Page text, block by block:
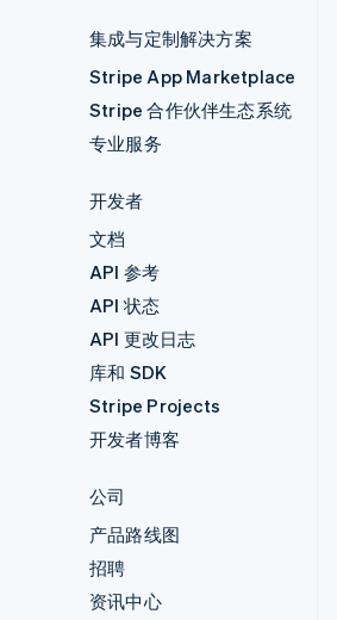
集成与定制解决方案
Stripe App Marketplace
Stripe 合作伙伴生态系统
专业服务
开发者
文档
API 参考
API 状态
API 更改日志
库和 SDK
Stripe Projects
开发者博客
公司
产品路线图
招聘
资讯中心